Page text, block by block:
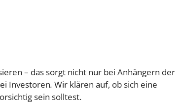
– das sorgt nicht nur bei Anhängern der
Investoren. Wir klären auf, ob sich eine
sein solltest.